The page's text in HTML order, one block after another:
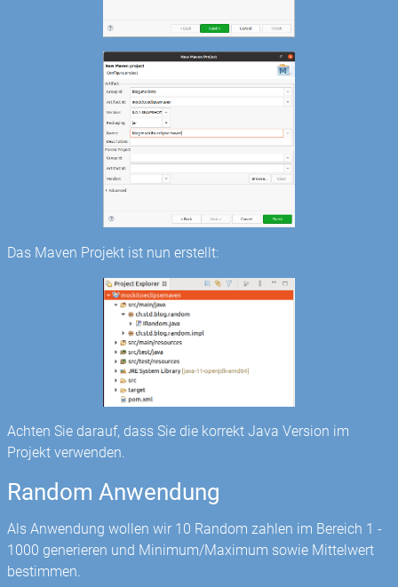
Das Maven Projekt ist nun erstellt:
Achten Sie darauf, dass Sie die korrekt Java Version im
Projekt verwenden.
Random Anwendung
Als Anwendung wollen wir 10 Random zahlen im Bereich 1 -
1000 generieren und Minimum/Maximum sowie Mittelwert
bestimmen.